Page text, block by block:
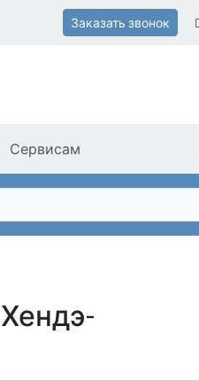
Заказать звонок
Сервисам